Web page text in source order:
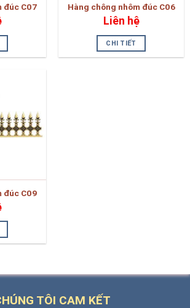
đúc C07 Hàng chông nhôm đúc C06
Liên hệ
CHI TIẾT
đúc C09
TÔI CAM KẾT